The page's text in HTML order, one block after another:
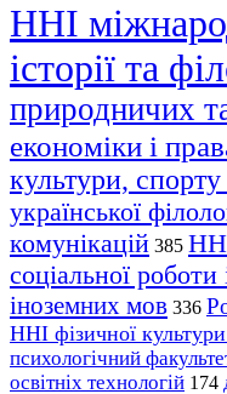
ННІ
історії та
природничих
економіки і
культури, спорту
української
комунікацій 385
соціальної
іноземних мов 336
ННІ фізичної
психологічний
освітніх технологій 174